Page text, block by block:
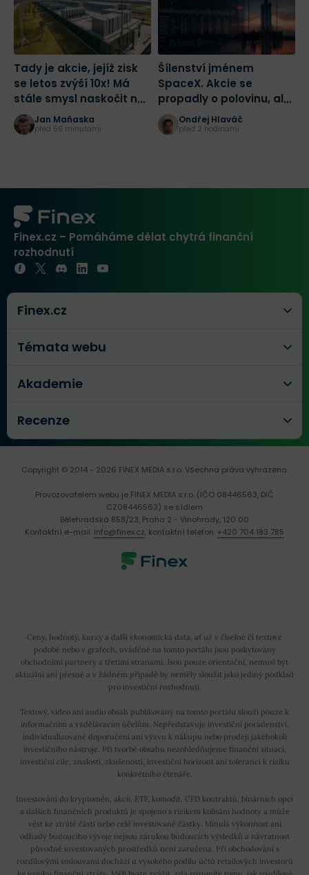
Tady je akcie, jejíž zisk
se letos zvýší 10x! Má
stále smysl naskočit na
jednu z nejlepších sázek
na AI?
Jan Maňaska
před 56 minutami
Šílenství jménem
SpaceX. Akcie se
propadly o polovinu, ale
drobní investoři dál
masivně nakupují
Ondřej Hlaváč
před 2 hodinami
Finex.cz – Pomáháme dělat chytrá finanční
rozhodnutí
Finex.cz
Témata webu
Akademie
Recenze
Ceny, hodnoty, kurzy a další ekonomická data, ať už v číselné či textové
podobě nebo v grafech, uváděné na tomto portálu jsou poskytovány
obchodními partnery a třetími stranami. Jsou pouze orientační, nemusí být
aktuální ani přesné a v žádném případě by neměly sloužit jako jediný podklad
pro investiční rozhodnutí.
Textový, video ani audio obsah publikovaný na tomto portálu slouží pouze k
informačním a vzdělávacím účelům. Nepředstavuje investiční poradenství,
individualizované doporučení ani výzvu k nákupu nebo prodeji jakéhokoli
investičního nástroje. Při tvorbě obsahu nezohledňujeme finanční situaci,
investiční cíle, znalosti, zkušenosti, investiční horizont ani toleranci k riziku
konkrétního čtenáře.
Investování do kryptoměn, akcií, ETF, komodit, CFD kontraktů, binárních opcí
a dalších finančních produktů je spojeno s rizikem kolísání hodnoty a může
vést ke ztrátě části nebo celé investované částky. Minulá výkonnost ani
odhady budoucího vývoje nejsou zárukou budoucích výsledků a návratnost
původně investovaných prostředků není zaručena. Při obchodování s
rozdílovými smlouvami dochází u vysokého podílu účtů retailových investorů
Copyright © 2014 - 2026 FINEX MEDIA s.r.o.Všechna práva vyhrazena.
Provozovatelem webu je FINEX MEDIA s.r.o. (IČO 08446563, DIČ
CZ08446563) se sídlem
Bělehradská 858/23, Praha 2 - Vinohrady, 120 00
Kontaktní e-mail: info@finex.cz, kontaktní telefon: +420 704 183 785